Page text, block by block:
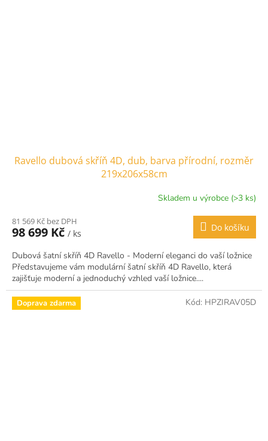
Ravello dubová skříň 4D, dub, barva přírodní, rozměr
219x206x58cm
Skladem u výrobce (>3 ks)
81 569 Kč bez DPH
98 699 Kč / ks
Do košíku
Dubová šatní skříň 4D Ravello - Moderní eleganci do vaší ložnice
Představujeme vám modulární šatní skříň 4D Ravello, která
zajišťuje moderní a jednoduchý vzhled vaší ložnice....
Doprava zdarma Kód: HPZIRAV05D